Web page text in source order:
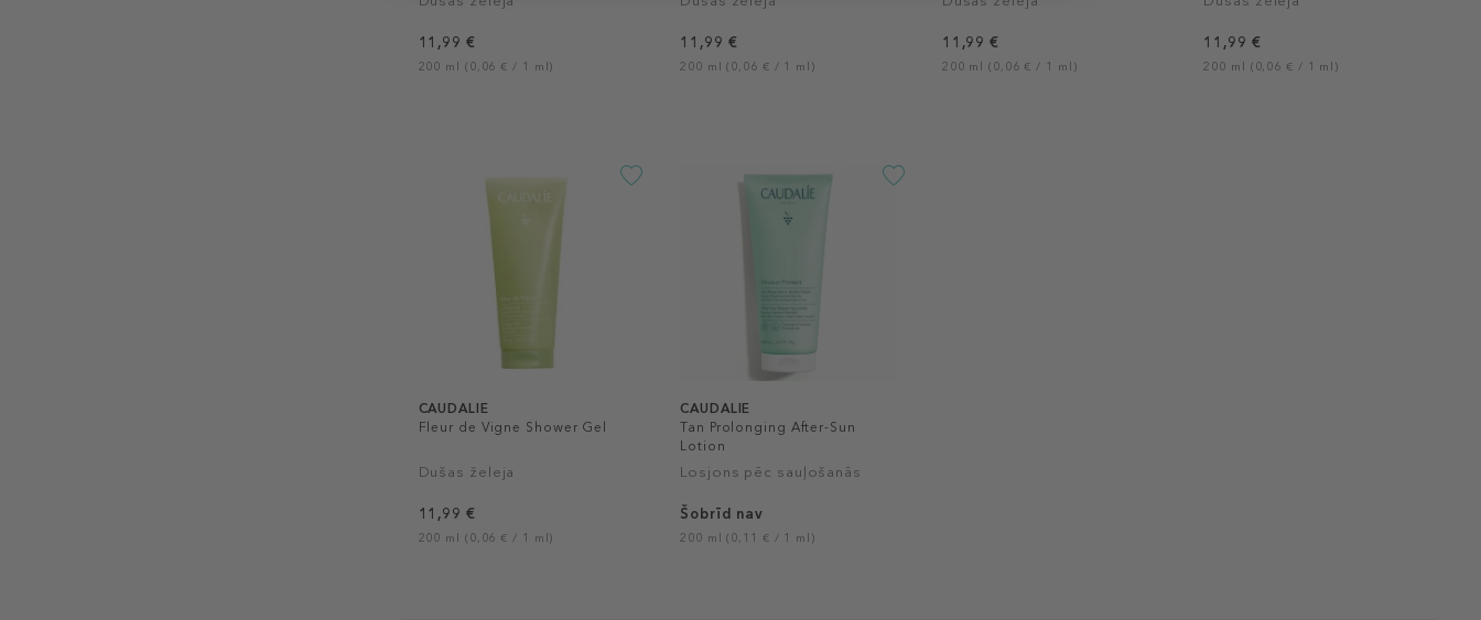
11,99 €
200 ml (0,06 € / 1 ml)
11,99 €
200 ml (0,06 € / 1 ml)
11,99 €
200 ml (0,06 € / 1 ml)
11,99 €
200 ml (0,06 € / 1 ml)
CAUDALIE
Fleur de Vigne Shower Gel
Dušas želeja
11,99 €
200 ml (0,06 € / 1 ml)
CAUDALIE
Tan Prolonging After-Sun
Lotion
Losjons pēc sauļošanās
Šobrīd nav
200 ml (0,11 € / 1 ml)